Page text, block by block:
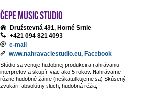
ČePE MUSIC Studio
Družstevná 491, Horné Srnie
+421 094 821 4093
e-mail
www.nahravaciestudio.eu, Facebook
Štúdio sa venuje hudobnej produkcii a nahrávaniu
interpretov a skupín viac ako 5 rokov. Nahrávame
rôzne hudobné žánre (neškatuľkujeme sa) Skúsený
zvukári, absolútny sluch, hudobná réžia,